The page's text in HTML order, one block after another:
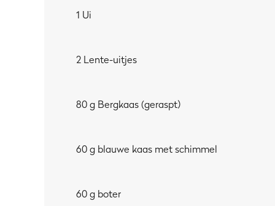
1 Ui
2 Lente-uitjes
80 g Bergkaas (geraspt)
60 g blauwe kaas met schimmel
60 g boter